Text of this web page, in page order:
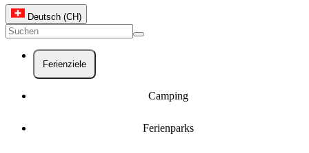
Deutsch (CH)
Ferienziele
Camping
Ferienparks